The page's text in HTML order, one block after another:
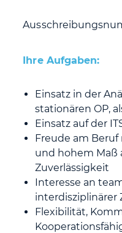
Ihre Aufgaben:
Einsatz in der
stationären OP,
Einsatz auf der
Freude am
und hohem Maß
Zuverlässigkeit
Interesse an
interdisziplinärer
Flexibilität,